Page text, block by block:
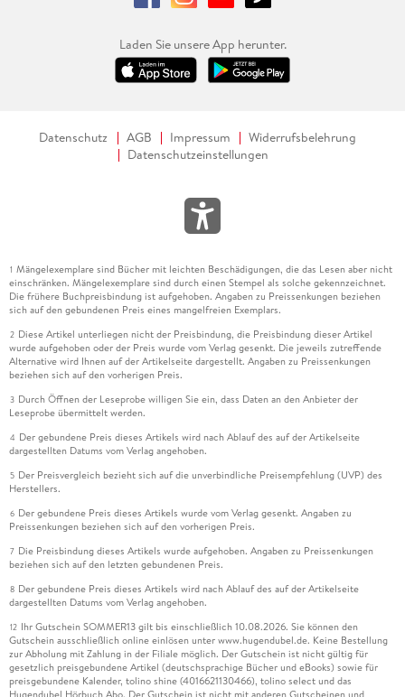
Laden Sie unsere App herunter.
Datenschutz AGB Impressum
Widerrufsbelehrung
Datenschutzeinstellungen
1 Mängelexemplare sind Bücher mit leichten Beschädigungen, die das Lesen aber nicht
einschränken. Mängelexemplare sind durch einen Stempel als solche gekennzeichnet.
Die frühere Buchpreisbindung ist aufgehoben. Angaben zu Preissenkungen beziehen
sich auf den gebundenen Preis eines mangelfreien Exemplars.
2 Diese Artikel unterliegen nicht der Preisbindung, die Preisbindung dieser Artikel
wurde aufgehoben oder der Preis wurde vom Verlag gesenkt. Die jeweils zutreffende
Alternative wird Ihnen auf der Artikelseite dargestellt. Angaben zu Preissenkungen
beziehen sich auf den vorherigen Preis.
3 Durch Öffnen der Leseprobe willigen Sie ein, dass Daten an den Anbieter der
Leseprobe übermittelt werden.
4 Der gebundene Preis dieses Artikels wird nach Ablauf des auf der Artikelseite
dargestellten Datums vom Verlag angehoben.
5 Der Preisvergleich bezieht sich auf die unverbindliche Preisempfehlung (UVP) des
Herstellers.
6 Der gebundene Preis dieses Artikels wurde vom Verlag gesenkt. Angaben zu
Preissenkungen beziehen sich auf den vorherigen Preis.
7 Die Preisbindung dieses Artikels wurde aufgehoben. Angaben zu Preissenkungen
beziehen sich auf den letzten gebundenen Preis.
8 Der gebundene Preis dieses Artikels wird nach Ablauf des auf der Artikelseite
dargestellten Datums vom Verlag angehoben.
12 Ihr Gutschein SOMMER13 gilt bis einschließlich 10.08.2026. Sie können den
Gutschein ausschließlich online einlösen unter www.hugendubel.de. Keine Bestellung
zur Abholung mit Zahlung in der Filiale möglich. Der Gutschein ist nicht gültig für
gesetzlich preisgebundene Artikel (deutschsprachige Bücher und eBooks) sowie für
preisgebundene Kalender, tolino shine (4016621130466), tolino select und das